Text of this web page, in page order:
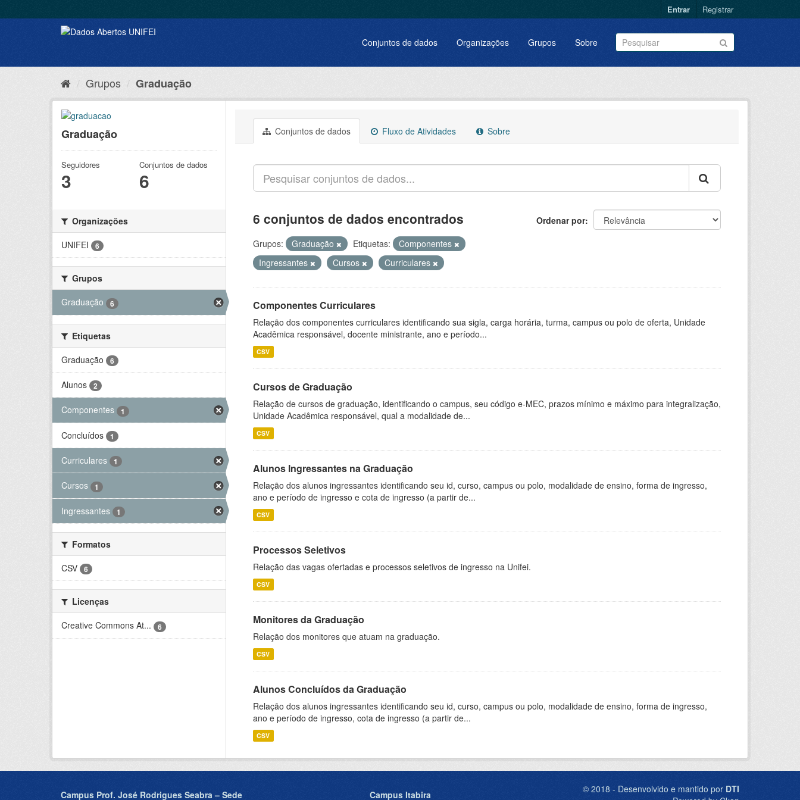
Entrar Registrar
Conjuntos de dados Organizações Grupos Sobre
Grupos Graduação
Graduação
Seguidores
3
Conjuntos de dados
6
Organizações
UNIFEI
6
Grupos
Graduação
6
Etiquetas
Graduação
6
Alunos 2
Componentes 1
Concluídos 1
Curriculares 1
Cursos 1
Ingressantes 1
Formatos
CSV
6
Licenças
Creative Commons At...
6
Conjuntos de dados Fluxo de Atividades Sobre
Ordenar por
6 conjuntos de dados encontrados
Grupos: Graduação Etiquetas:
Componentes
Ingressantes
Cursos Curriculares
Componentes Curriculares
Relação dos componentes curriculares identificando sua sigla, carga horária, turma, campus ou polo de oferta, Unidade
Acadêmica responsável, docente ministrante, ano e período...
CSV
Cursos de Graduação
Relação de cursos de graduação, identificando o campus, seu código e-MEC, prazos mínimo e máximo para integralização,
Unidade Acadêmica responsável, qual a modalidade de...
CSV
Alunos Ingressantes na Graduação
Relação dos alunos ingressantes identificando seu id, curso, campus ou polo, modalidade de ensino, forma de ingresso,
ano e período de ingresso e cota de ingresso (a partir de...
CSV
Processos Seletivos
Relação das vagas ofertadas e processos seletivos de ingresso na Unifei.
CSV
Monitores da Graduação
Relação dos monitores que atuam na graduação.
CSV
Alunos Concluídos da Graduação
Relação dos alunos ingressantes identificando seu id, curso, campus ou polo, modalidade de ensino, forma de ingresso,
ano e período de ingresso, cota de ingresso (a partir de...
CSV
Campus Prof. José Rodrigues Seabra – Sede Campus Itabira © 2018 - Desenvolvido e mantido por DTI